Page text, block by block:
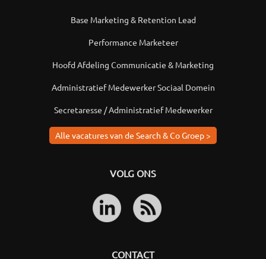
Base Marketing & Retention Lead
Performance Marketeer
Hoofd Afdeling Communicatie & Marketing
Administratief Medewerker Sociaal Domein
Secretaresse / Administratief Medewerker
Alle vacatures van de Search & Co Groep >
VOLG ONS
CONTACT